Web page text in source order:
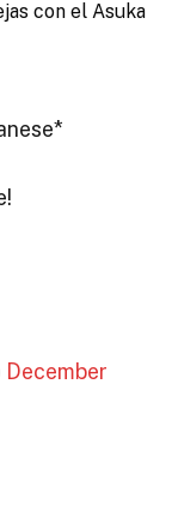
con el Asuka
December